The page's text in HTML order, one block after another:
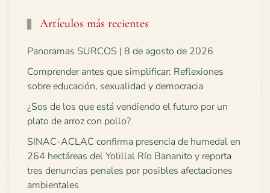
Artículos más recientes
Panoramas SURCOS | 8 de agosto de 2026
Comprender antes que simplificar: Reflexiones
sobre educación, sexualidad y democracia
¿Sos de los que está vendiendo el futuro por un
plato de arroz con pollo?
SINAC-ACLAC confirma presencia de humedal en
264 hectáreas del Yolillal Río Bananito y reporta
tres denuncias penales por posibles afectaciones
ambientales